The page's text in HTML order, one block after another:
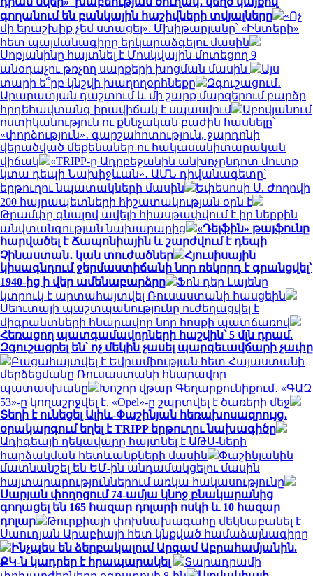
գողանում են բանկային հաշիվների տվյալները
«Ոչ
մի երաշխիք չեմ ստացել». Մխիթարյանը՝ «Ինտերի»
հետ պայմանագիրը երկարաձգելու մասին
Սոբյանինը հայտնել է Մոսկվային մոտեցող 9
անօդաչու թռչող սարքերի խոցման մասին
Այս
տարի ե՞րբ կնշվի խաղողօրհնեքը
Զգուշացում․
Արարատյան դաշտում և մի շարք մարզերում բարձր
հրդեհավտանգ իրավիճակ է սպասվում
Աբովյանում
ոստիկանություն ու քննչական բաժին հասնելը՝
«փորձություն»․ գարշահոտություն, ջարդոնի
վերածված մեքենաներ ու հակասանիտարական
վիճակ
«TRIPP-ը Ադրբեջանին անխոչընդոտ մուտք
կտա դեպի Նախիջևան»․ ԱՄՆ դիվանագետը՝
երթուղու նպատակների մասին
Եփեսոսի Ս. Ժողովի
200 հայրապետների հիշատակության օրն է
Թրամփը գնալով ավելի հիասթափվում է իր ներքին
անվտանգության նախարարից
«Դելֆին» թայֆունը
հարվածել է Ճապոնիային և շարժվում է դեպի
Չինաստան․ կան տուժածներ
Հյուսիսային
կիսագնդում ջերմաստիճանի նոր ռեկորդ է գրանցվել՝
1940-ից ի վեր ամենաբարձրը
Ֆոն դեր Լայենը
կտրուկ է արտահայտվել Ռուսաստանի հասցեին
Սեուտայի ​​պաշտպանությունը ուժեղացվել է
միգրանտների հնարավոր նոր հոսքի պատճառով
Հեռացող պատգամավորների հաշվին՝ 5 մլն դրամ.
Զգուշացրել են՝ ոչ մեկին չասել պարգեւավճարի չափը
Բացահայտվել է Եվրամիության հետ Հայաստանի
մերձեցմանը Ռուսաստանի հնարավոր
պատասխանը
Խոշոր վթար Գեղարքունիքում․ «ԳԱԶ
53»-ը կողաշրջվել է, «Opel»-ը շպրտվել է ծառերի մեջ
Տեղի է ունեցել Ալիև-Փաշինյան հեռախոսազրույց․
օրակարգում եղել է TRIPP երթուղու նախագիծը
Ադիգեայի ղեկավարը հայտնել է ԱԹՍ-ների
հարձակման հետևանքների մասին
Փաշինյանին
մատնանշել են ԵՄ-ին անդամակցելու մասին
հայտարարություններում առկա հակասությունը
Սարյան փողոցում 74-ամյա կնոջ բնակարանից
գողացել են 165 հազար դոլարի ոսկի և 10 հազար
դոլար
Թուրքիայի փոխնախագահը մեկնաբանել է
Սաուդյան Արաբիայի հետ կնքված համաձայնագիրը
Ինչպես են ձերբակալում Արգամ Աբրահամյանին.
ՔԿ-ն կադրեր է հրապարակել
Տարադրամի